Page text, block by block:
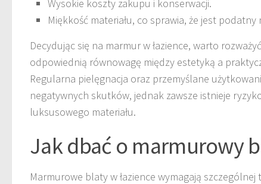
Wysokie koszty zakupu i konserwacji.
Miękkość materiału, co sprawia, że jest podatny
Decydując się na marmur w łazience, warto
odpowiednią równowagę między estetyką a
Regularna pielęgnacja oraz przemyślane
negatywnych skutków, jednak zawsze istnieje
luksusowego materiału.
Jak dbać o marmurowy
Marmurowe blaty w łazience wymagają